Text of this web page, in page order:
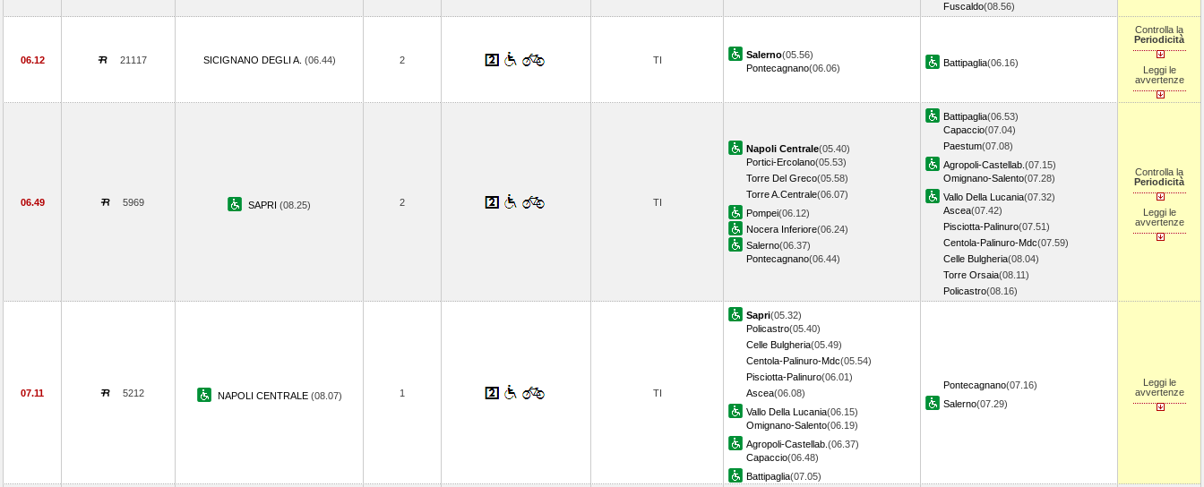
Fuscaldo(08.56)
06.12 21117 SICIGNANO DEGLI A. (06.44) 2 TI Salerno(05.56)
Pontecagnano(06.06) Battipaglia(06.16)
Controlla la
Periodicità
Leggi le
avvertenze
06.49 5969 SAPRI (08.25) 2 TI
Napoli Centrale(05.40)
Portici-Ercolano(05.53)
Torre Del Greco(05.58)
Torre A.Centrale(06.07)
Pompei(06.12)
Nocera Inferiore(06.24)
Salerno(06.37)
Pontecagnano(06.44)
Battipaglia(06.53)
Capaccio(07.04)
Paestum(07.08)
Agropoli-Castellab. (07.15)
Omignano-Salento(07.28)
Vallo Della Lucania(07.32)
Ascea(07.42)
Pisciotta-Palinuro(07.51)
Centola-Palinuro-Mdc(07.59)
Celle Bulgheria(08.04)
Torre Orsaia(08.11)
Policastro(08.16)
Controlla la
Periodicità
Leggi le
avvertenze
07.11 5212 NAPOLI CENTRALE (08.07) 1 TI
Sapri(05.32)
Policastro(05.40)
Celle Bulgheria(05.49)
Centola-Palinuro-Mdc(05.54)
Pisciotta-Palinuro(06.01)
Ascea(06.08)
Vallo Della Lucania(06.15)
Omignano-Salento(06.19)
Agropoli-Castellab. (06.37)
Capaccio(06.48)
Battipaglia(07.05)
Pontecagnano(07.16)
Salerno(07.29)
Leggi le
avvertenze